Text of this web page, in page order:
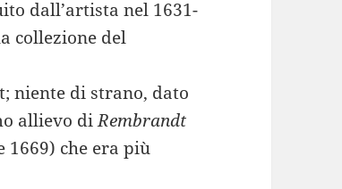
dall’artista nel 1631-
collezione del
niente di strano, dato
allievo diRembrandt
1669) che era più